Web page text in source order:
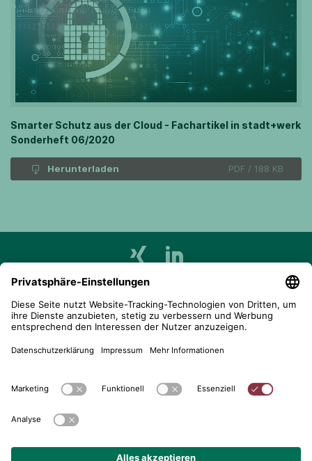
Smarter Schutz aus der Cloud - Fachartikel in stadt+werk
Sonderheft 06/2020
Herunterladen PDF / 188 KB
telent GmbH
Gerberstraße 34, 71522 Backnang
+49 (0) 7191 900 - 2202